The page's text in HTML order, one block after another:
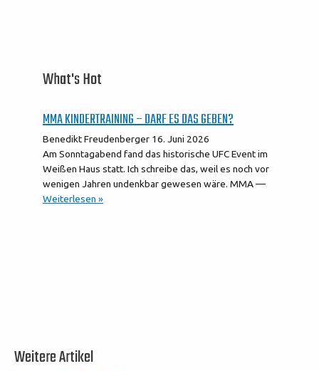
What's Hot
MMA KINDERTRAINING – DARF ES DAS GEBEN?
Benedikt Freudenberger 16. Juni 2026
Am Sonntagabend fand das historische UFC Event im
Weißen Haus statt. Ich schreibe das, weil es noch vor
wenigen Jahren undenkbar gewesen wäre. MMA —
Weiterlesen »
Weitere Artikel